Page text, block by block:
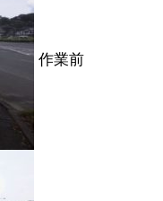
作業前